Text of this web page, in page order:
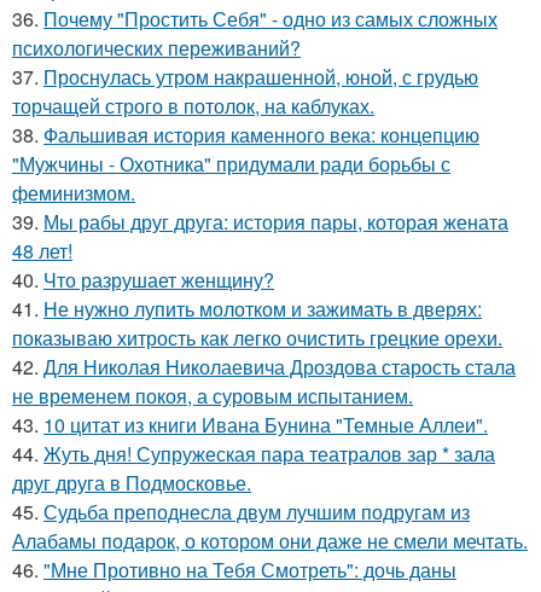
36. Почему "Простить Себя" - одно из самых сложных
психологических переживаний?
37. Проснулась утром накрашенной, юной, с грудью
торчащей строго в потолок, на каблуках.
38. Фальшивая история каменного века: концепцию
"Мужчины - Охотника" придумали ради борьбы с
феминизмом.
39. Мы рабы друг друга: история пары, которая жената
48 лет!
40. Что разрушает женщину?
41. Не нужно лупить молотком и зажимать в дверях:
показываю хитрость как легко очистить грецкие орехи.
42. Для Николая Николаевича Дроздова старость стала
не временем покоя, а суровым испытанием.
43. 10 цитат из книги Ивана Бунина "Темные Аллеи".
44. Жуть дня! Супружеская пара театралов зар * зала
друг друга в Подмосковье.
45. Судьба преподнесла двум лучшим подругам из
Алабамы подарок, о котором они даже не смели мечтать.
46. "Мне Противно на Тебя Смотреть": дочь даны